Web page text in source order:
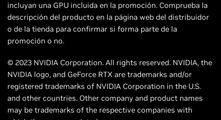
incluyan una GPU incluida en la promoción. Comprueba la
descripción del producto en la página web del distribuidor
o de la tienda para confirmar si forma parte de la
promoción o no.
© 2023 NVIDIA Corporation. All rights reserved. NVIDIA, the
NVIDIA logo, and GeForce RTX are trademarks and/or
registered trademarks of NVIDIA Corporation in the U.S.
and other countries. Other company and product names
may be trademarks of the respective companies with